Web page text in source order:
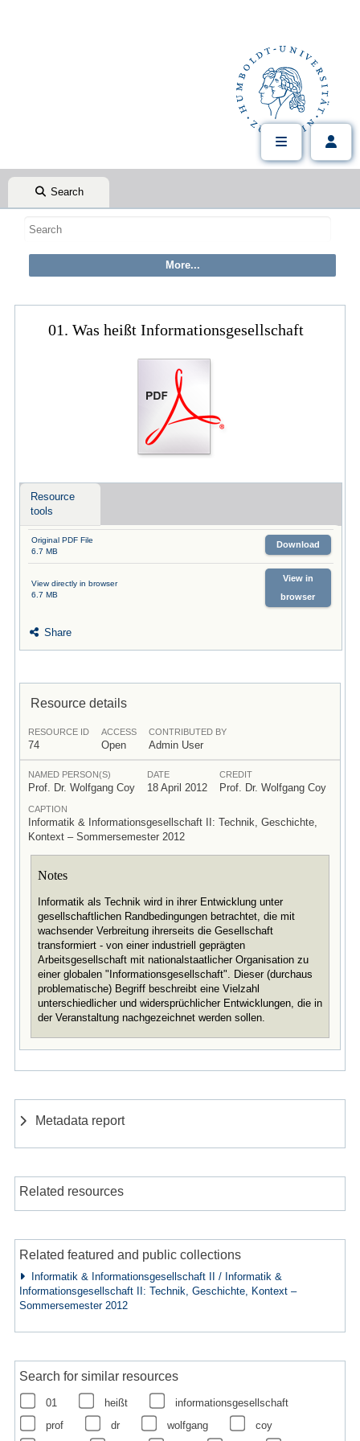
Search
01. Was heißt Informationsgesellschaft
Resource
tools
Original PDF File
6.7 MB
Download
View directly in browser
6.7 MB
View in
browser
Share
Resource details
RESOURCE ID
74
ACCESS
Open
CONTRIBUTED BY
Admin User
NAMED PERSON(S)
Prof. Dr. Wolfgang Coy
DATE
18 April 2012
CREDIT
Prof. Dr. Wolfgang Coy
CAPTION
Informatik & Informationsgesellschaft II: Technik, Geschichte,
Kontext – Sommersemester 2012
Notes
Informatik als Technik wird in ihrer Entwicklung unter
gesellschaftlichen Randbedingungen betrachtet, die mit
wachsender Verbreitung ihrerseits die Gesellschaft
transformiert - von einer industriell geprägten
Arbeitsgesellschaft mit nationalstaatlicher Organisation zu
einer globalen "Informationsgesellschaft". Dieser (durchaus
problematische) Begriff beschreibt eine Vielzahl
unterschiedlicher und widersprüchlicher Entwicklungen, die in
der Veranstaltung nachgezeichnet werden sollen.
Metadata report
Related resources
Related featured and public collections
Informatik & Informationsgesellschaft II / Informatik &
Informationsgesellschaft II: Technik, Geschichte, Kontext –
Sommersemester 2012
Search for similar resources
01 heißt
informationsgesellschaft
prof
dr wolfgang coy